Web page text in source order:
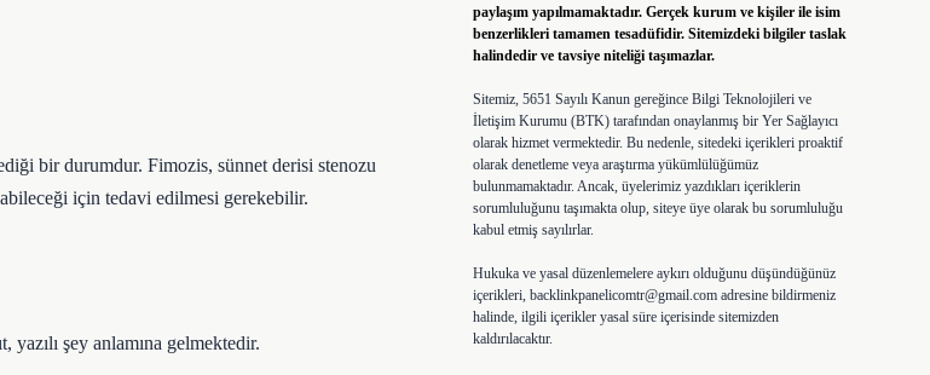
bir durumdur. Fimozis, sünnet derisi stenozu
için tedavi edilmesi gerekebilir.
şey anlamına gelmektedir.
paylaşım yapılmamaktadır. Gerçek kurum ve kişiler ile isim
benzerlikleri tamamen tesadüfidir. Sitemizdeki bilgiler taslak
halindedir ve tavsiye niteliği taşımazlar.
Sitemiz, 5651 Sayılı Kanun gereğince Bilgi Teknolojileri ve
İletişim Kurumu (BTK) tarafından onaylanmış bir Yer Sağlayıcı
olarak hizmet vermektedir. Bu nedenle, sitedeki içerikleri proaktif
olarak denetleme veya araştırma yükümlülüğümüz
bulunmamaktadır. Ancak, üyelerimiz yazdıkları içeriklerin
sorumluluğunu taşımakta olup, siteye üye olarak bu sorumluluğu
kabul etmiş sayılırlar.
Hukuka ve yasal düzenlemelere aykırı olduğunu düşündüğünüz
içerikleri, backlinkpanelicomtr@gmail.comadresine bildirmeniz
halinde, ilgili içerikler yasal süre içerisinde sitemizden
kaldırılacaktır.